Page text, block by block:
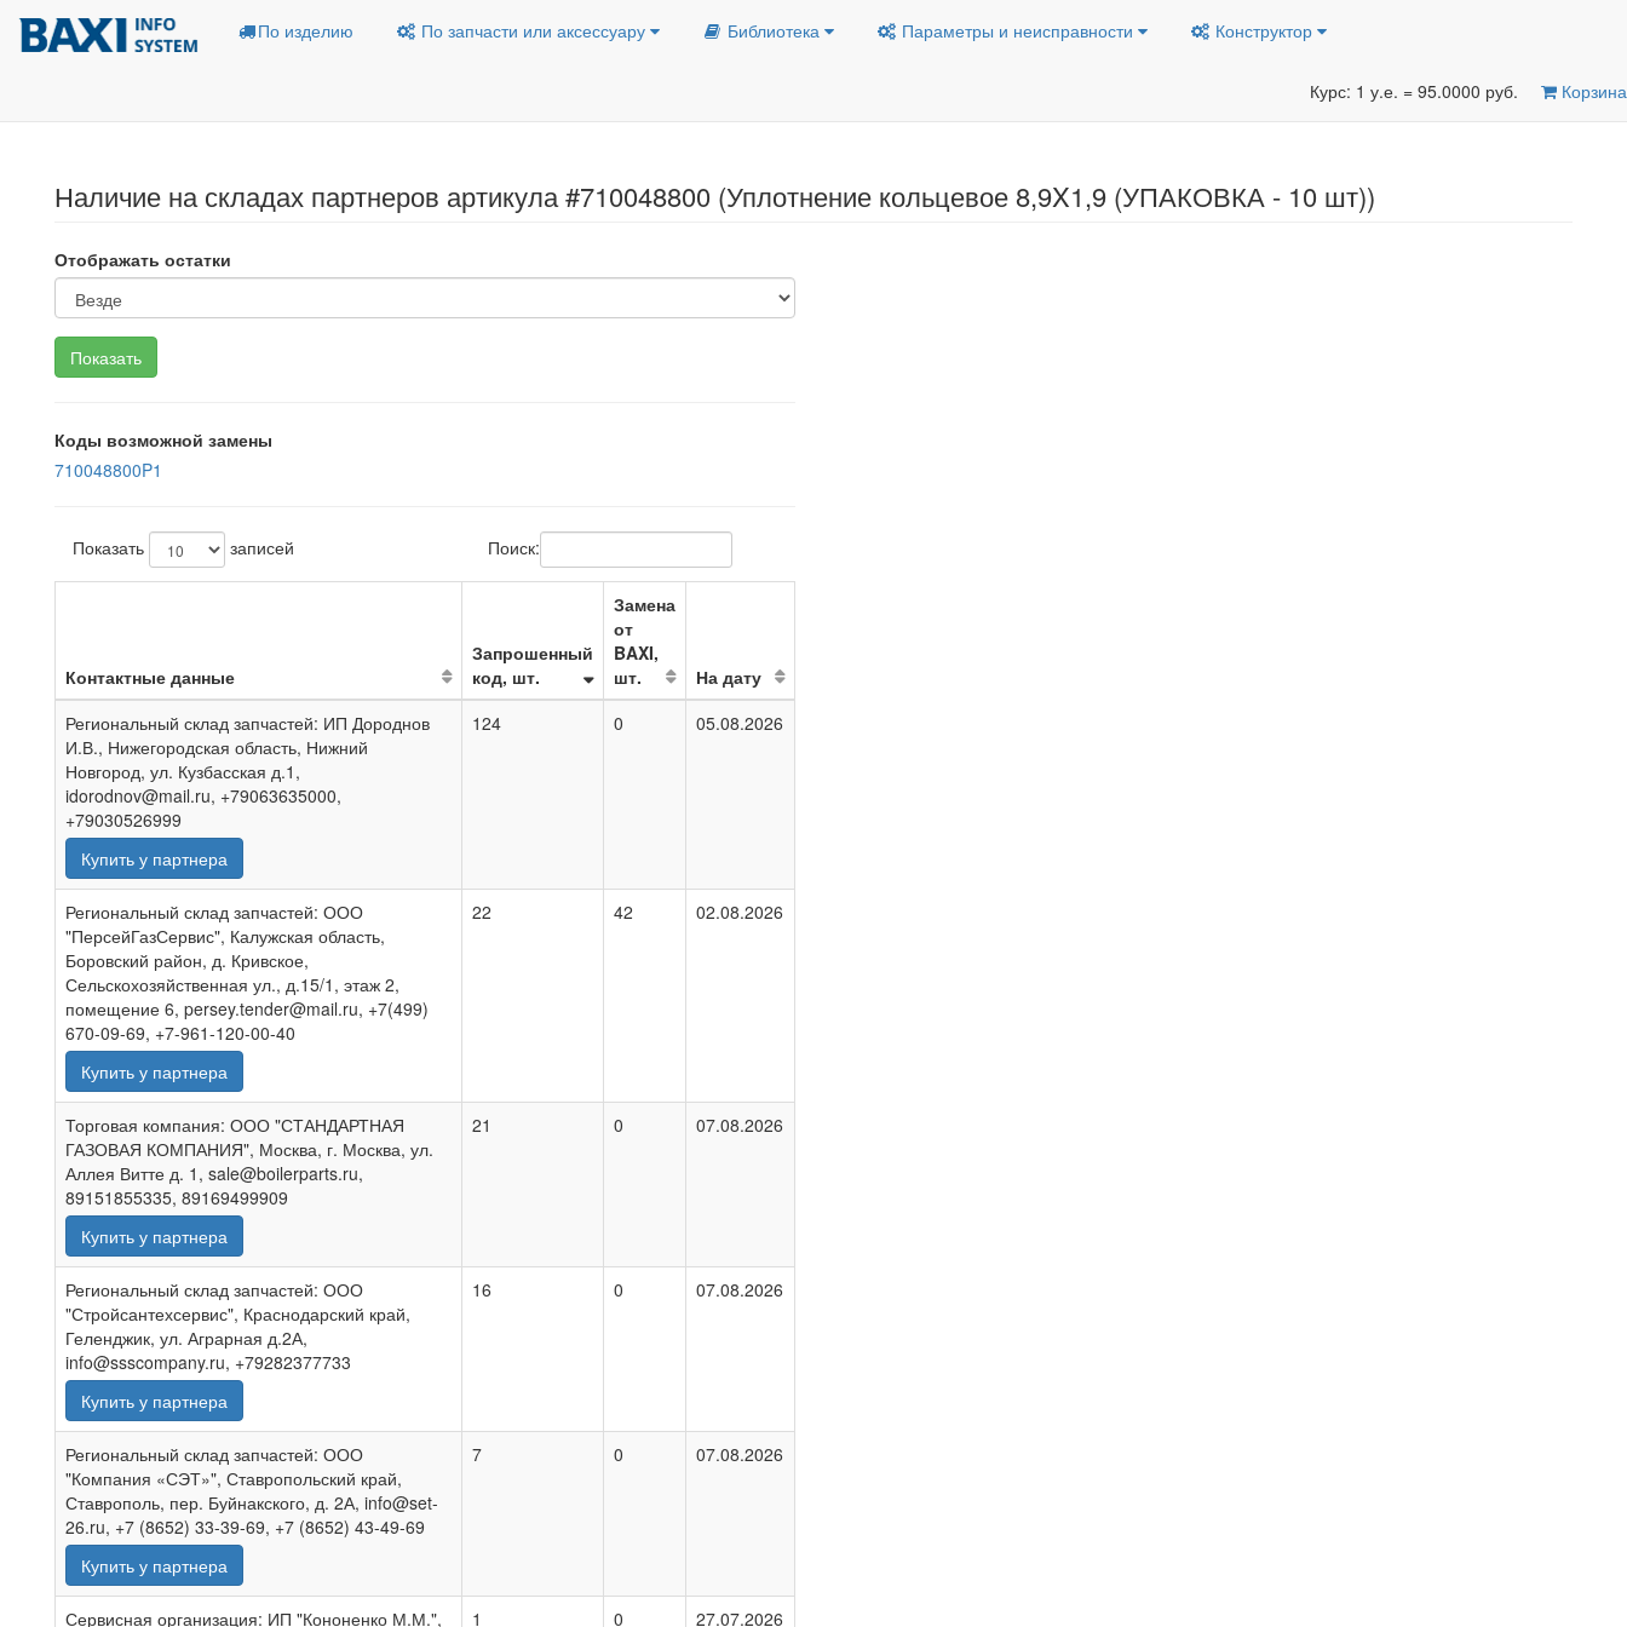
По изделию По запчасти или аксессуару Библиотека Параметры и неисправности Конструктор
Курс: 1 у.е. = 95.0000 руб. Корзина
Наличие на складах партнеров артикула #710048800 (Уплотнение кольцевое 8,9X1,9 (УПАКОВКА - 10 шт))
Отображать остатки
Коды возможной замены
710048800P1
Показать записей Поиск:
Контактные данные
Запрошенный
код, шт.
Замена
от
BAXI,
шт.
На дату
Региональный склад запчастей: ИП Дороднов
И.В., Нижегородская область, Нижний
Новгород, ул. Кузбасская д.1,
idorodnov@mail.ru, +79063635000,
+79030526999
Купить у партнера
124 0 05.08.2026
Региональный склад запчастей: ООО
"ПерсейГазСервис", Калужская область,
Боровский район, д. Кривское,
Сельскохозяйственная ул., д.15/1, этаж 2,
помещение 6, persey.tender@mail.ru, +7(499)
670-09-69, +7-961-120-00-40
Купить у партнера
22 42 02.08.2026
Торговая компания: ООО "СТАНДАРТНАЯ
ГАЗОВАЯ КОМПАНИЯ", Москва, г. Москва, ул.
Аллея Витте д. 1, sale@boilerparts.ru,
89151855335, 89169499909
Купить у партнера
21 0 07.08.2026
Региональный склад запчастей: ООО
"Стройсантехсервис", Краснодарский край,
Геленджик, ул. Аграрная д.2А,
info@ssscompany.ru, +79282377733
Купить у партнера
16 0 07.08.2026
Региональный склад запчастей: ООО
"Компания «СЭТ»", Ставропольский край,
Ставрополь, пер. Буйнакского, д. 2А, info@set-
26.ru, +7 (8652) 33-39-69, +7 (8652) 43-49-69
Купить у партнера
7 0 07.08.2026
Сервисная организация: ИП "Кононенко М.М.", 1 0 27.07.2026